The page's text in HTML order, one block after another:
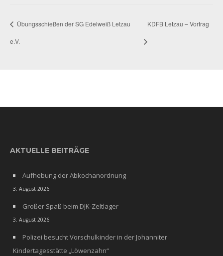
Übungsschießen der SG Edelweiß Letzau
e.V.
KDFB Letzau – Vortrag
AKTUELLE BEITRÄGE
Aufhebung der Abkochanordnung
3. August 2026
Großer Spaß beim DJK-Zeltlager
3. August 2026
Polizei besucht Vorschulkinder in der Johanniter
Kindertagesstätte „Löwenzahn“